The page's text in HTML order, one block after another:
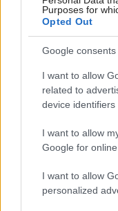
Purposes for
Opted Out
Google consents
I want to allow
related to
device identifiers
I want to allow
Google for
I want to allow
personalized
Najnovšie
Re: Takto sa
stačil jeden